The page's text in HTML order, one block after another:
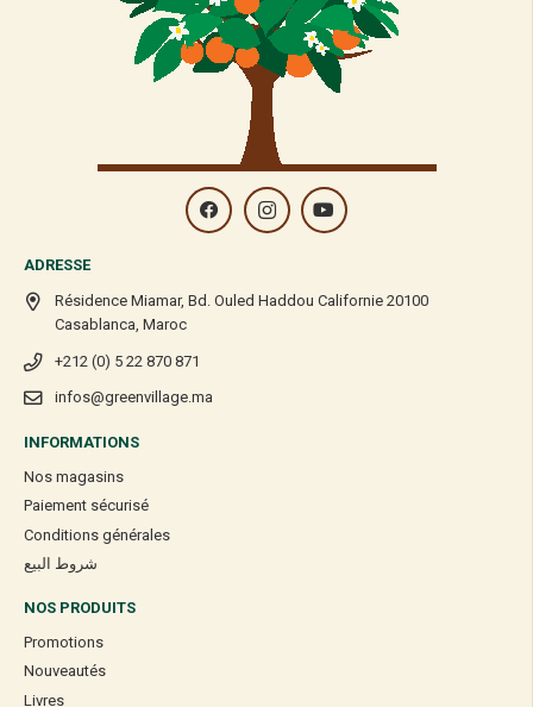
ADRESSE
Résidence Miamar, Bd. Ouled Haddou Californie 20100
Casablanca, Maroc
+212 (0) 5 22 870 871
infos@greenvillage.ma
INFORMATIONS
Nos magasins
Paiement sécurisé
Conditions générales
شروط البيع
NOS PRODUITS
Promotions
Nouveautés
Livres